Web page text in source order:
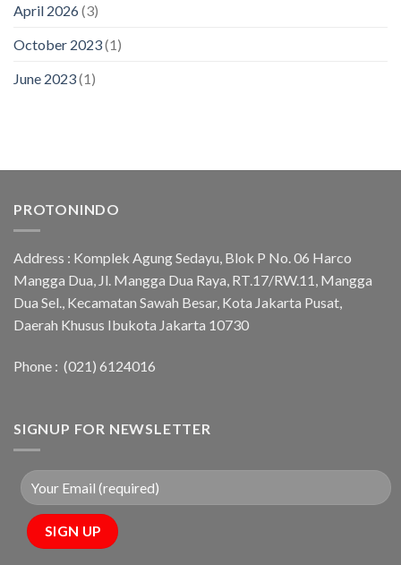
April 2026(3)
October 2023(1)
June 2023(1)
PROTONINDO
Address : Komplek Agung Sedayu, Blok P No. 06 Harco
Mangga Dua, Jl. Mangga Dua Raya, RT.17/RW.11, Mangga
Dua Sel., Kecamatan Sawah Besar, Kota Jakarta Pusat,
Daerah Khusus Ibukota Jakarta 10730
Phone : (021) 6124016
SIGNUP FOR NEWSLETTER